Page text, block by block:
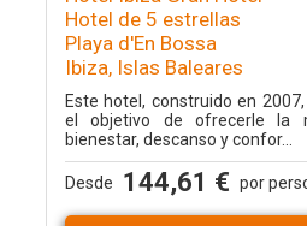
Hotel de 5 estrellas
Playa d'En Bossa
Ibiza, Islas Baleares
Este hotel, construido en
el objetivo de ofrecerle la
bienestar, descanso y confor...
Desde 144,61 € por